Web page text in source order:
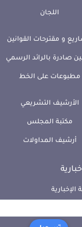
اللجان
و مقترحات القوانين
صادرة بالرائد الرسمي
مطبوعات على الخط
الأرشيف التشريعي
مكتبة المجلس
أرشيف المداولات